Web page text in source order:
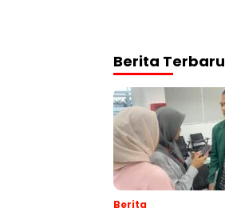
Berita Terbaru
Berita